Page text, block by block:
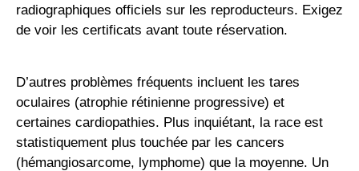
radiographiques officiels sur les reproducteurs. Exigez
de voir les certificats avant toute réservation.
D’autres problèmes fréquents incluent les tares
oculaires (atrophie rétinienne progressive) et
certaines cardiopathies. Plus inquiétant, la race est
statistiquement plus touchée par les cancers
(hémangiosarcome, lymphome) que la moyenne. Un